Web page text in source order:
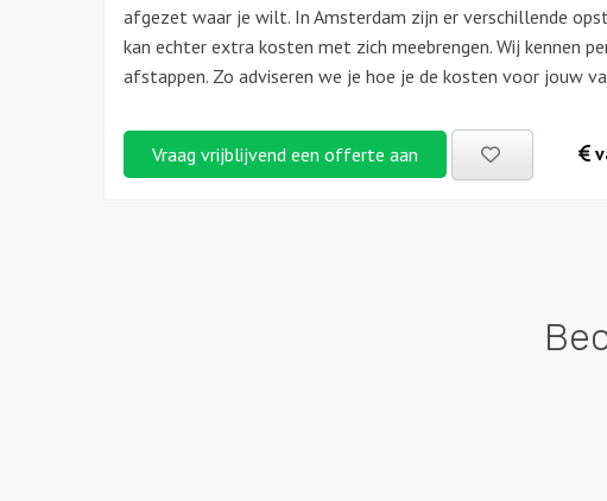
afgezet waar je wilt. In Amsterdam zijn er verschillende
kan echter extra kosten met zich meebrengen. Wij kennen
afstappen. Zo adviseren we je hoe je de kosten voor jouw
Vraag vrijblijvend een offerte aan
Bewaarde
uitjes